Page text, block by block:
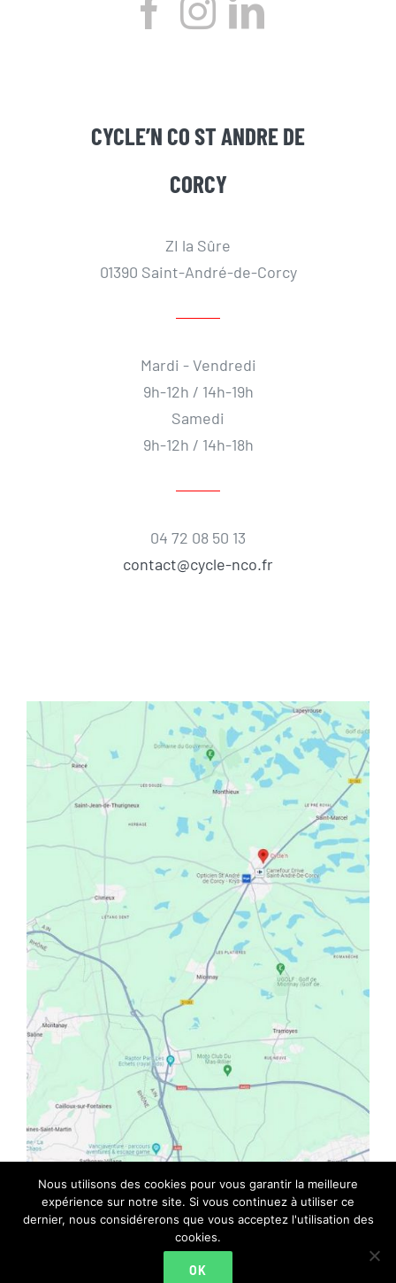
CYCLE’N CO ST ANDRE DE
CORCY
ZI la Sûre
01390 Saint-André-de-Corcy
Mardi - Vendredi
9h-12h / 14h-19h
Samedi
9h-12h / 14h-18h
04 72 08 50 13
contact@cycle-nco.fr
© Copyright 2018 |CYCLE N'CO
Nous utilisons des cookies pour vous garantir la meilleure
expérience sur notre site. Si vous continuez à utiliser ce
dernier, nous considérerons que vous acceptez l'utilisation des
cookies.
OK